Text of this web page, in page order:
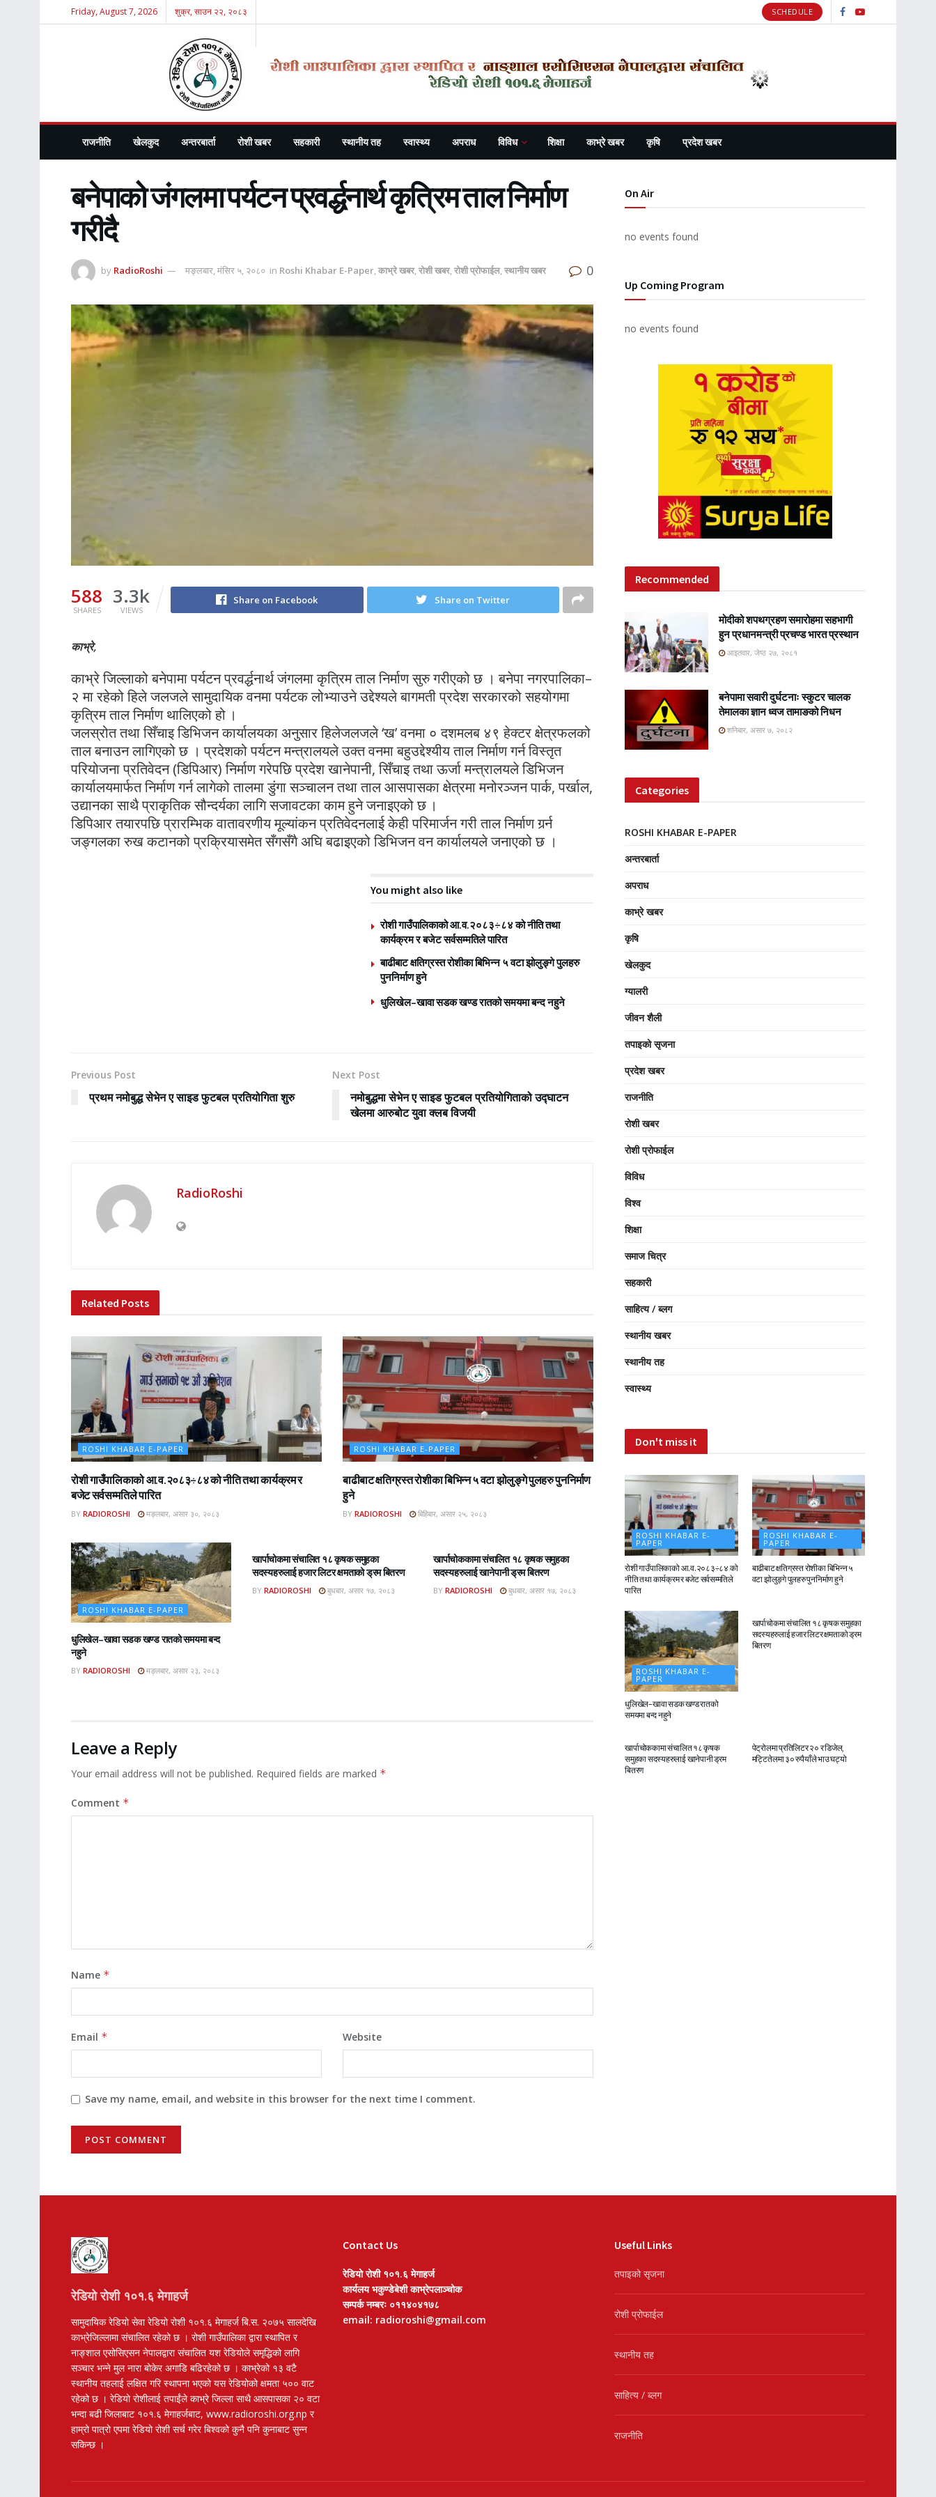
Friday, August 7, 2026 शुक्र, साउन २२, २०८३ SCHEDULE
राजनीति खेलकुद अन्तरबार्ता रोशी खबर सहकारी स्थानीय तह स्वास्थ्य अपराध विविध शिक्षा काभ्रे खबर कृषि प्रदेश खबर
बनेपाको जंगलमा पर्यटन प्रवर्द्धनार्थ कृत्रिम ताल निर्माण
गरीदै
by RadioRoshi मङ्लबार, मंसिर ५, २०८० in Roshi Khabar E-Paper,काभ्रे खबर,रोशी खबर,रोशी प्रोफाईल,स्थानीय खबर 0
588
SHARES
3.3k
VIEWS
Share on Facebook Share on Twitter
काभ्रे,
काभ्रे जिल्लाको बनेपामा पर्यटन प्रवर्द्धनार्थ जंगलमा कृत्रिम ताल निर्माण सुरु गरीएको छ । बनेपा नगरपालिका–
२ मा रहेको हिले जलजले सामुदायिक वनमा पर्यटक लोभ्याउने उद्देश्यले बागमती प्रदेश सरकारको सहयोगमा
कृत्रिम ताल निर्माण थालिएको हो ।
जलस्रोत तथा सिँचाइ डिभिजन कार्यालयका अनुसार हिलेजलजले ‘ख’ वनमा ० दशमलब ४९ हेक्टर क्षेत्रफलको
ताल बनाउन लागिएको छ । प्रदेशको पर्यटन मन्त्रालयले उक्त वनमा बहुउद्देश्यीय ताल निर्माण गर्न विस्तृत
परियोजना प्रतिवेदन (डिपिआर) निर्माण गरेपछि प्रदेश खानेपानी, सिँचाइ तथा ऊर्जा मन्त्रालयले डिभिजन
कार्यालयमार्फत निर्माण गर्न लागेको तालमा डुंगा सञ्चालन तथा ताल आसपासका क्षेत्रमा मनोरञ्जन पार्क, पर्खाल,
उद्यानका साथै प्राकृतिक सौन्दर्यका लागि सजावटका काम हुने जनाइएको छ ।
डिपिआर तयारपछि प्रारम्भिक वातावरणीय मूल्यांकन प्रतिवेदनलाई केही परिमार्जन गरी ताल निर्माण गर्र्न
जङ्गलका रुख कटानको प्रक्रियासमेत सँगसँगै अघि बढाइएको डिभिजन वन कार्यालयले जनाएको छ ।
You might also like
रोशी गाउँपालिकाको आ.व.२०८३÷८४ को नीति तथा
कार्यक्रम र बजेट सर्वसम्मतिले पारित
बाढीबाट क्षतिग्रस्त रोशीका बिभिन्न ५ वटा झोलुङ्गे पुलहरु
पुननिर्माण हुने
धुलिखेल–खावा सडक खण्ड रातको समयमा बन्द नहुने
Previous Post
प्रथम नमोबुद्ध सेभेन ए साइड फुटबल प्रतियोगिता शुरु
Next Post
नमोबुद्धमा सेभेन ए साइड फुटबल प्रतियोगिताको उद्घाटन
खेलमा आरुबोट युवा क्लब विजयी
RadioRoshi
Related Posts
ROSHI KHABAR E-PAPER
रोशी गाउँपालिकाको आ.व.२०८३÷८४ को नीति तथा कार्यक्रम र
बजेट सर्वसम्मतिले पारित
BY RADIOROSHI मङ्लबार, असार ३०, २०८३
ROSHI KHABAR E-PAPER
बाढीबाट क्षतिग्रस्त रोशीका बिभिन्न ५ वटा झोलुङ्गे पुलहरु पुननिर्माण
हुने
BY RADIOROSHI बिहिबार, असार २५, २०८३
ROSHI KHABAR E-PAPER
धुलिखेल–खावा सडक खण्ड रातको समयमा बन्द
नहुने
BY RADIOROSHI मङ्लबार, असार २३, २०८३
खार्पाचोकमा संचालित १८ कृषक समुहका
सदस्यहरुलाई हजार लिटर क्षमताको ड्रम बितरण
BY RADIOROSHI बुधबार, असार १७, २०८३
खार्पाचोककामा संचालित १८ कृषक समुहका
सदस्यहरुलाई खानेपानी ड्रम बितरण
BY RADIOROSHI बुधबार, असार १७, २०८३
Leave a Reply
Your email address will not be published. Required fields are marked *
Comment *
Name *
Email * Website
Save my name, email, and website in this browser for the next time I comment.
On Air
no events found
Up Coming Program
no events found
Recommended
मोदीको शपथग्रहण समारोहमा सहभागी
हुन प्रधानमन्त्री प्रचण्ड भारत प्रस्थान
आइतवार, जेष्ठ २७, २०८१
बनेपामा सवारी दुर्घटनाः स्कुटर चालक
तेमालका ज्ञान ध्वज तामाङको निधन
शनिबार, असार ७, २०८२
Categories
ROSHI KHABAR E-PAPER
अन्तरबार्ता
अपराध
काभ्रे खबर
कृषि
खेलकुद
ग्यालरी
जीवन शैली
तपाइको सृजना
प्रदेश खबर
राजनीति
रोशी खबर
रोशी प्रोफाईल
विविध
विश्व
शिक्षा
समाज चित्र
सहकारी
साहित्य / ब्लग
स्थानीय खबर
स्थानीय तह
स्वास्थ्य
Don't miss it
ROSHI KHABAR E-
PAPER
रोशी गाउँपालिकाको आ.व.२०८३÷८४ को
नीति तथा कार्यक्रम र बजेट सर्वसम्मतिले
पारित
ROSHI KHABAR E-
PAPER
बाढीबाट क्षतिग्रस्त रोशीका बिभिन्न ५
वटा झोलुङ्गे पुलहरु पुननिर्माण हुने
ROSHI KHABAR E-
PAPER
धुलिखेल–खावा सडक खण्ड रातको
समयमा बन्द नहुने
खार्पाचोकमा संचालित १८ कृषक समुहका
सदस्यहरुलाई हजार लिटर क्षमताको ड्रम
बितरण
ROSHI KHABAR E-
खार्पाचोककामा संचालित १८ कृषक
समुहका सदस्यहरुलाई खानेपानी ड्रम
बितरण
पेट्रोलमा प्रतिलिटर २० र डिजेल,
मट्टितेलमा ३० रुपैयाँले भाउ घट्यो
रेडियो रोशी १०१.६ मेगाहर्ज
सामुदायिक रेडियो सेवा रेडियो रोशी १०१.६ मेगाहर्ज बि.स. २०७५ सालदेखि
काभ्रेजिल्लामा संचालित रहेको छ । रोशी गाउँपालिका द्वारा स्थापित र
नाङ्शाल एसोसिएसन नेपालद्वारा संचालित यश रेडियोले समृद्धिको लागि
सञ्चार भन्ने मुल नारा बोकेर अगाडि बढिरहेको छ । काभ्रेको १३ वटै
स्थानीय तहलाई लक्षित गरि स्थापना भएको यस रेडियोको क्षमता ५०० वाट
रहेको छ । रेडियो रोशीलाई तपाईंले काभ्रे जिल्ला साथै आसपासका २० वटा
भन्दा बढी जिलाबाट १०१.६ मेगाहर्जबाट, www.radioroshi.org.np र
हाम्रो पात्रो एपमा रेडियो रोशी सर्च गरेर बिश्वको कुनै पनि कुनाबाट सुन्न
सकिन्छ ।
Contact Us
रेडियो रोशी १०१.६ मेगाहर्ज
कार्यलय भकुण्डेबेशी काभ्रेपलाञ्चोक
सम्पर्क नम्बरः ०११४०४१७८
email: radioroshi@gmail.com
Useful Links
तपाइको सृजना
रोशी प्रोफाईल
स्थानीय तह
साहित्य / ब्लग
राजनीति